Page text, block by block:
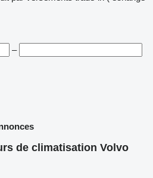
–
de climatisation Volvo